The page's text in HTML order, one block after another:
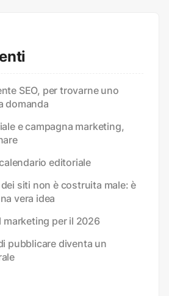
SEO, per trovarne uno
domanda
e campagna marketing,
editoriale
siti non è costruita male: è
vera idea
marketing per il 2026
pubblicare diventa un